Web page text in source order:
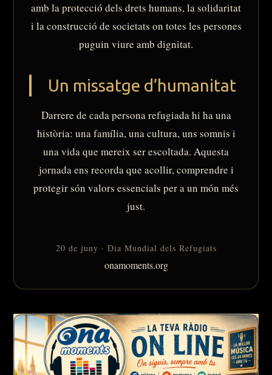
amb la protecció dels drets humans, la solidaritat
i la construcció de societats on totes les persones
puguin viure amb dignitat.
Un missatge d’humanitat
Darrere de cada persona refugiada hi ha una
història: una família, una cultura, uns somnis i
una vida que mereix ser escoltada. Aquesta
jornada ens recorda que acollir, comprendre i
protegir són valors essencials per a un món més
just.
20 de juny · Dia Mundial dels Refugiats
onamoments.org